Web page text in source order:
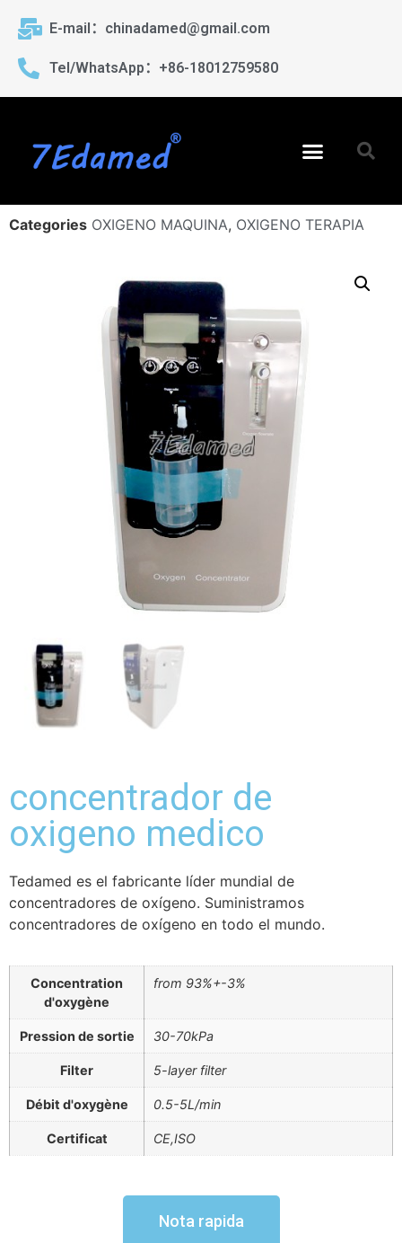
E-mail：chinadamed@gmail.com
Tel/WhatsApp：+86-18012759580
Categories OXIGENO MAQUINA, OXIGENO TERAPIA
concentrador de
oxigeno medico
Tedamed es el fabricante líder mundial de
concentradores de oxígeno. Suministramos
concentradores de oxígeno en todo el mundo.
Concentration
d'oxygène
from 93%+-3%
Pression de sortie 30-70kPa
Filter 5-layer filter
Débit d'oxygène 0.5-5L/min
Certificat CE,ISO
Nota rapida